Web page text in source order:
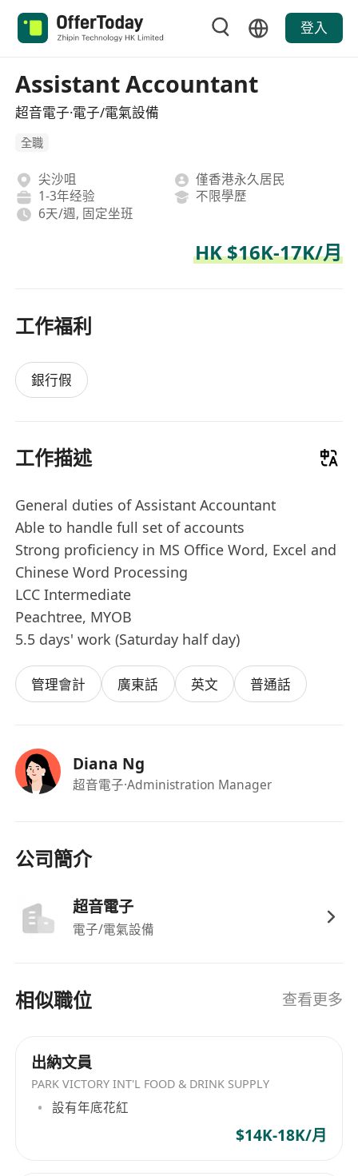
登入
Assistant Accountant
超音電子·電子/電氣設備
全職
尖沙咀
僅香港永久居民
1-3年经验
不限學歷
6天/週, 固定坐班
HK $16K-17K/月
工作福利
銀行假
工作描述
General duties of Assistant Accountant
Able to handle full set of accounts
Strong proficiency in MS Office Word, Excel and
Chinese Word Processing
LCC Intermediate
Peachtree, MYOB
5.5 days' work (Saturday half day)
管理會計 廣東話 英文 普通話
Diana Ng
超音電子·Administration Manager
公司簡介
超音電子
電子/電氣設備
相似職位 查看更多
出納文員
PARK VICTORY INT'L FOOD & DRINK SUPPLY
設有年底花紅
$14K-18K/月